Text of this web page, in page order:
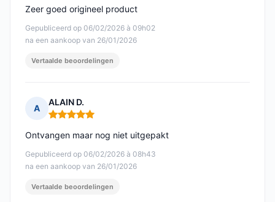
Gepubliceerd op 06/02/2026 à 09h02
na een aankoop van 26/01/2026
Zeer goed origineel product
Vertaalde beoordelingen
A
ALAIN D.
Opmerking: 5 van 5
Gepubliceerd op 06/02/2026 à 08h43
na een aankoop van 26/01/2026
Ontvangen maar nog niet uitgepakt
Vertaalde beoordelingen